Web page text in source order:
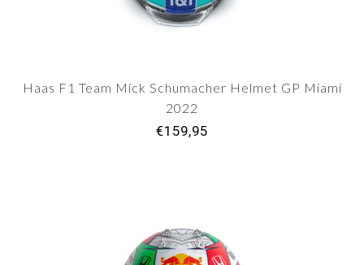
Haas F1 Team Mick Schumacher Helmet GP Miami
2022
€159,95